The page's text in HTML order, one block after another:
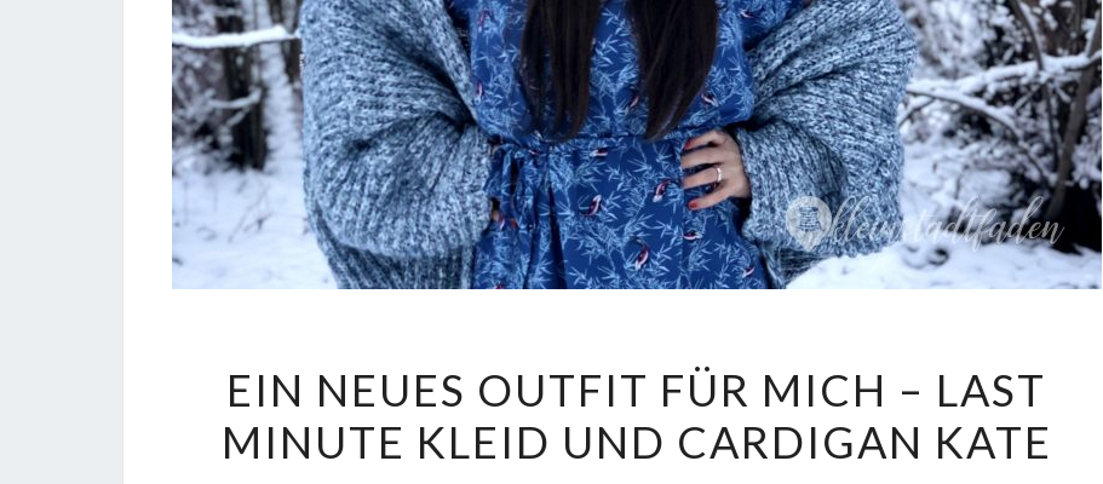
NEUES
OUTFIT
FÜR
EIN NEUES OUTFIT FÜR MICH – LAST
MINUTE KLEID UND CARDIGAN KATE